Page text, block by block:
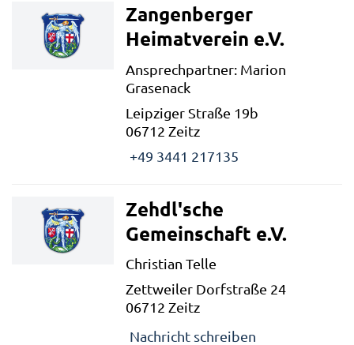
Zangenberger
Heimatverein e.V.
Ansprechpartner: Marion
Grasenack
Leipziger Straße 19b
06712 Zeitz
+49 3441 217135
Zehdl'sche
Gemeinschaft e.V.
Christian Telle
Zettweiler Dorfstraße 24
06712 Zeitz
Nachricht schreiben